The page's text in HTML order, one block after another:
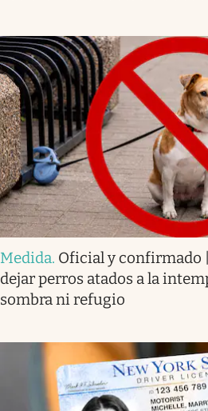
Medida. Oficial y confirmado
dejar perros atados a la
sombra ni refugio